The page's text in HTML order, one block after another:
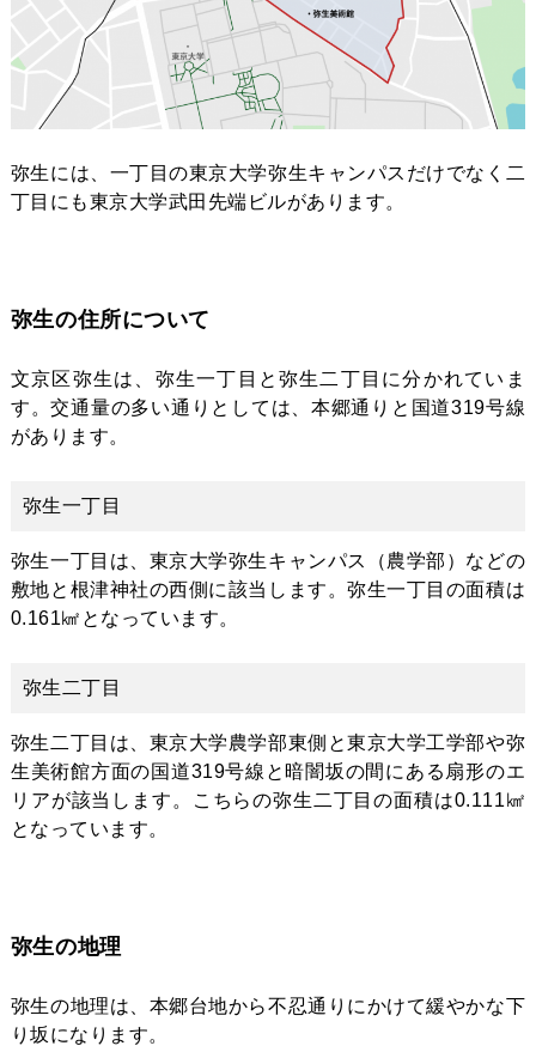
弥生には、一丁目の東京大学弥生キャンパスだけでなく二
丁目にも東京大学武田先端ビルがあります。
弥生の住所について
文京区弥生は、弥生一丁目と弥生二丁目に分かれていま
す。交通量の多い通りとしては、本郷通りと国道319号線
があります。
弥生一丁目
弥生一丁目は、東京大学弥生キャンパス（農学部）などの
敷地と根津神社の西側に該当します。弥生一丁目の面積は
0.161㎢となっています。
弥生二丁目
弥生二丁目は、東京大学農学部東側と東京大学工学部や弥
生美術館方面の国道319号線と暗闇坂の間にある扇形のエ
リアが該当します。こちらの弥生二丁目の面積は0.111㎢
となっています。
弥生の地理
弥生の地理は、本郷台地から不忍通りにかけて緩やかな下
り坂になります。